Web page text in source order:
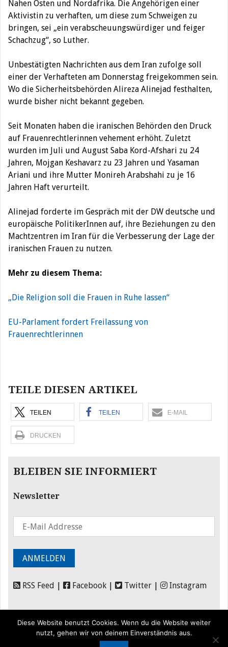
Nahen Osten und Nordafrika. Die Angehörigen einer
Aktivistin zu verhaften, um diese zum Schweigen zu
bringen, sei „ein verabscheuungswürdiger und feiger
Schachzug“, so Luther.
Unbestätigten Nachrichten aus dem Iran zufolge soll
einer der Verhafteten am Donnerstag freigekommen sein.
Wo die Sicherheitsbehörden Alireza Alinejad festhalten,
wurde bisher nicht bekannt gegeben.
Seit Monaten haben die iranischen Behörden den Druck
auf Frauenrechtlerinnen vehement erhöht. Zuletzt
wurden im Juli und August Saba Kord-Afshari zu 24
Jahren, Mojgan Keshavarz zu 23 Jahren und Yasaman
Ariani und ihre Mutter Monireh Arabshahi zu je 16
Jahren Haft verurteilt.
Alinejad forderte im Gespräch mit der DW deutsche und
europäische PolitikerInnen auf, ihre Beziehungen zu den
Machtzentren im Iran für die Verbesserung der Lage der
iranischen Frauen zu nutzen.
Mehr zu diesem Thema:
„Die Religion soll die Frauen in Ruhe lassen“
EU-Parlament fordert Freilassung von
Frauenrechtlerinnen
TEILE DIESEN ARTIKEL
TEILEN TEILEN E-MAIL
DRUCKEN
BLEIBEN SIE INFORMIERT
Newsletter
RSS Feed | Facebook | Twitter | Instagram
Diese Website benutzt Cookies. Wenn du die Website weiter
nutzt, gehen wir von deinem Einverständnis aus.